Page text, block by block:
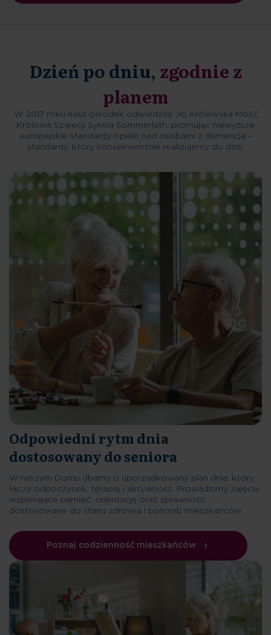
Dzień po dniu, zgodnie z
planem
W 2017 roku nasz ośrodek odwiedziła Jej Królewska Mość
Królowa Szwecji Sylwia Sommerlath, promując najwyższe
europejskie standardy opieki nad osobami z demencją –
standardy, który konsekwentnie realizujemy do dziś.
Odpowiedni rytm dnia
dostosowany do seniora
W naszym Domu dbamy o uporządkowany plan dnia, który
łączy odpoczynek, terapię i aktywność. Prowadzimy zajęcia
wspierające pamięć, orientację oraz sprawność,
dostosowane do stanu zdrowia i potrzeb mieszkańców.
Poznaj codzienność mieszkańców